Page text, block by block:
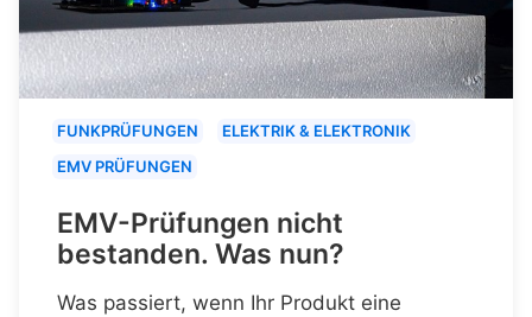
FUNKPRÜFUNGEN
ELEKTRIK & ELEKTRONIK
EMV PRÜFUNGEN
EMV-Prüfungen nicht
bestanden. Was nun?
Was passiert, wenn Ihr Produkt eine